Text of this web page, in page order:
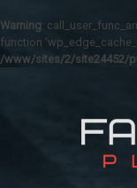
Warning:
function
/www/sites/2/site24452/